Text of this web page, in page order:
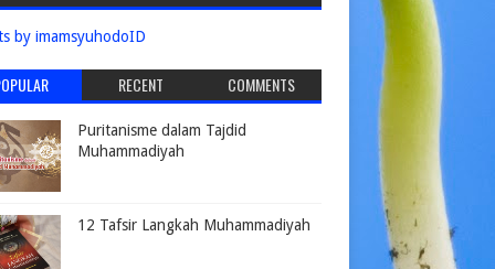
by imamsyuhodoID
RECENT COMMENTS
Puritanisme dalam Tajdid
Muhammadiyah
12 Tafsir Langkah Muhammadiyah